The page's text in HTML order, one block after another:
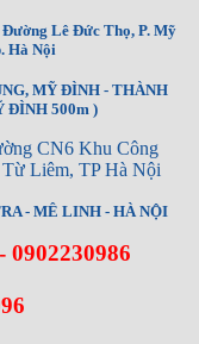
Đường Lê Đức Thọ, P. Mỹ
Hà Nội
MỸ ĐÌNH - THÀNH
ĐÌNH 500m )
CN6 Khu Công
Liêm, TP Hà Nội
- MÊ LINH - HÀ NỘI